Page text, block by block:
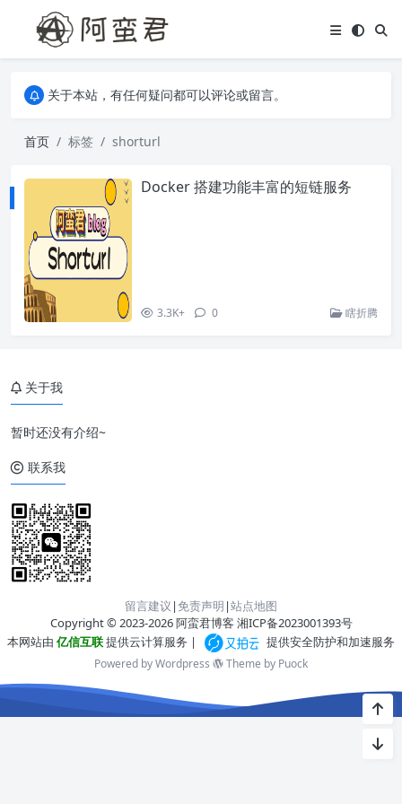
关于本站，有任何疑问都可以评论或留言。
关于本站，有任何疑问都可以评论或留言。
首页
标签 shorturl
Docker 搭建功能丰富的短链服务
3.3K+ 0 瞎折腾
关于我
暂时还没有介绍~
联系我
留言建议 |免责声明 |站点地图
Copyright © 2023-2026 阿蛮君博客 湘ICP备2023001393号
本网站由 亿信互联提供云计算服务 | 提供安全防护和加速服务
Powered by Wordpress Theme by Puock